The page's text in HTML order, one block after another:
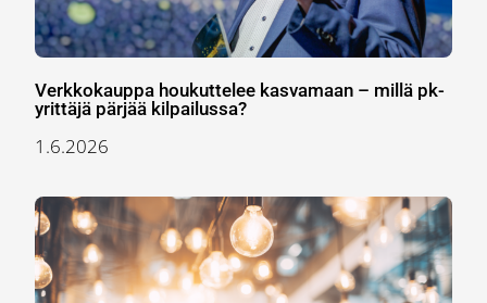
Verkkokauppa houkuttelee kasvamaan – millä pk-
yrittäjä pärjää kilpailussa?
1.6.2026